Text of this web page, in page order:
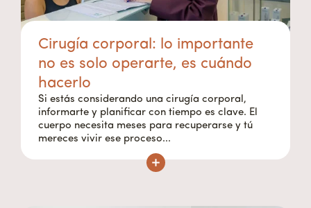
Cirugía corporal: lo importante
no es solo operarte, es cuándo
hacerlo
Si estás considerando una cirugía corporal,
informarte y planificar con tiempo es clave. El
cuerpo necesita meses para recuperarse y tú
mereces vivir ese proceso...